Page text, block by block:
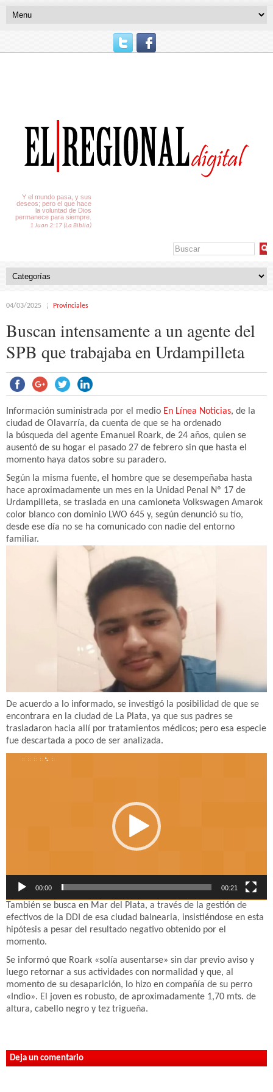
Y el mundo pasa, y sus
deseos; pero el que hace
la voluntad de Dios
permanece para siempre.
1 Juan 2:17 (La Biblia)
04/03/2025 Provinciales
Buscan intensamente a un agente del
SPB que trabajaba en Urdampilleta
Información suministrada por el medio En Línea Noticias, de la
ciudad de Olavarría, da cuenta de que se ha ordenado
la búsqueda del agente Emanuel Roark, de 24 años, quien se
ausentó de su hogar el pasado 27 de febrero sin que hasta el
momento haya datos sobre su paradero.
Según la misma fuente, el hombre que se desempeñaba hasta
hace aproximadamente un mes en la Unidad Penal Nº 17 de
Urdampilleta, se traslada en una camioneta Volkswagen Amarok
color blanco con dominio LWO 645 y, según denunció su tío,
desde ese día no se ha comunicado con nadie del entorno
familiar.
De acuerdo a lo informado, se investigó la posibilidad de que se
encontrara en la ciudad de La Plata, ya que sus padres se
trasladaron hacia allí por tratamientos médicos; pero esa especie
fue descartada a poco de ser analizada.
Reproductor
00:00 00:21
También se busca en Mar del Plata, a través de la gestión de
efectivos de la DDI de esa ciudad balnearia, insistiéndose en esta
hipótesis a pesar del resultado negativo obtenido por el
momento.
Se informó que Roark «solía ausentarse» sin dar previo aviso y
luego retornar a sus actividades con normalidad y que, al
momento de su desaparición, lo hizo en compañía de su perro
«Indio». El joven es robusto, de aproximadamente 1,70 mts. de
altura, cabello negro y tez trigueña.
Deja un comentario